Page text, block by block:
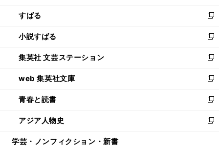
開
く
ウ
で
開
く
ン
ド
ウ
で
開
く
すばる
新
し
い
ウ
ィ
ン
ド
ウ
で
開
く
小説すばる
新
し
い
ウ
ィ
ン
ド
ウ
で
開
集英社 文芸ステーション
新
し
い
ウ
ィ
ン
ド
ウ
web 集英社文庫
新
し
い
ウ
ィ
ン
青春と読書
新
し
い
ウ
アジア人物史
新
し
学芸・ノンフィクション・新書